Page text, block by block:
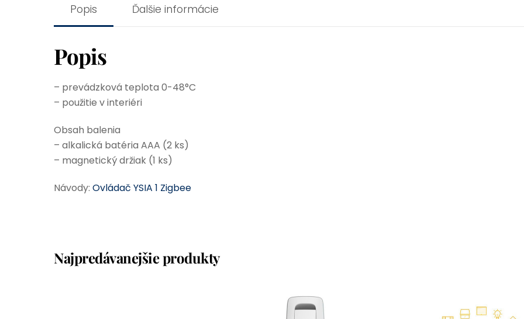
Popis Ďalšie informácie
Popis
– prevádzková teplota 0-48°C
– použitie v interiéri
Obsah balenia
– alkalická batéria AAA (2 ks)
– magnetický držiak (1 ks)
Návody: Ovládač YSIA 1 Zigbee
Najpredávanejšie produkty